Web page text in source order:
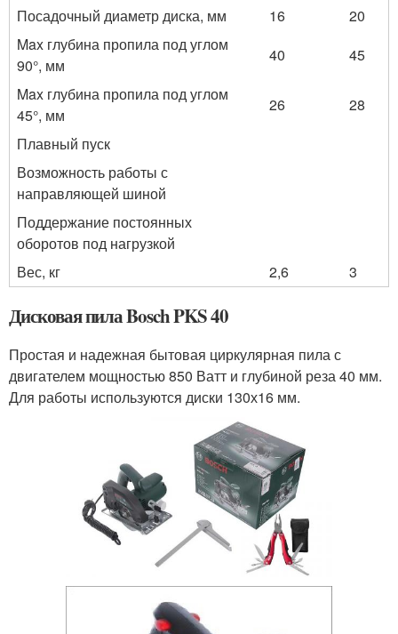
Посадочный диаметр диска, мм
16
20
Max глубина пропила под углом
90°, мм
40
45
Max глубина пропила под углом
45°, мм
26
28
Плавный пуск
Возможность работы с
направляющей шиной
Поддержание постоянных
оборотов под нагрузкой
Вес, кг
2,6 3
Дисковая пила Bosch PKS 40
Простая и надежная бытовая циркулярная пила с
двигателем мощностью 850 Ватт и глубиной реза 40 мм.
Для работы используются диски 130х16 мм.